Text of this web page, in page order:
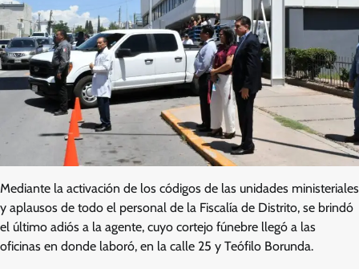
Mediante la activación de los códigos de las unidades ministeriales
y aplausos de todo el personal de la Fiscalía de Distrito, se brindó
el último adiós a la agente, cuyo cortejo fúnebre llegó a las
oficinas en donde laboró, en la calle 25 y Teófilo Borunda.